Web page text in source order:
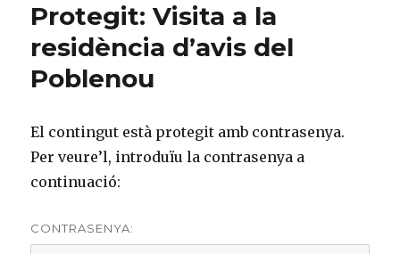
Protegit: Visita a la
residència d’avis del
Poblenou
El contingut està protegit amb contrasenya.
Per veure’l, introduïu la contrasenya a
continuació:
CONTRASENYA: